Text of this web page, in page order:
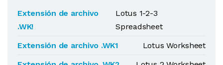
Extensión de archivo
.WK!
Lotus 1-2-3
Spreadsheet
Extensión de archivo .WK1
Lotus Worksheet